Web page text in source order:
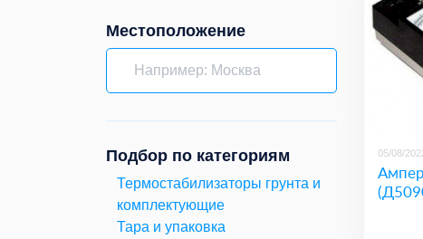
Местоположение
Подбор по категориям
Термостабилизаторы грунта и
комплектующие
Тара и упаковка
05/08/